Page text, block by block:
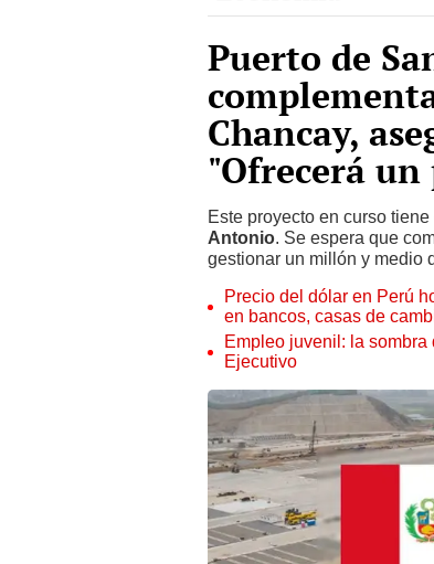
Puerto de
Chancay,
"Ofrecerá
Este proyecto en curso
Antonio. Se espera que
gestionar un millón y medio
Precio del dólar en Perú
en bancos, casas de
Empleo juvenil: la sombra
Ejecutivo